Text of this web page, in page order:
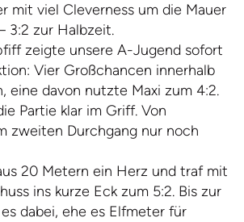
mit viel Cleverness um die Mauer
3:2 zur Halbzeit.
zeigte unsere A-Jugend sofort
Vier Großchancen innerhalb
eine davon nutzte Maxi zum 4:2.
Partie klar im Griff. Von
zweiten Durchgang nur noch
20 Metern ein Herz und traf mit
ins kurze Eck zum 5:2. Bis zur
dabei, ehe es Elfmeter für